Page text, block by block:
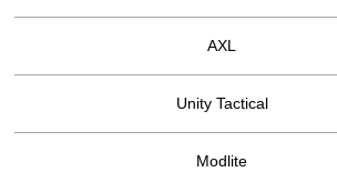
AXL
Unity Tactical
Modlite